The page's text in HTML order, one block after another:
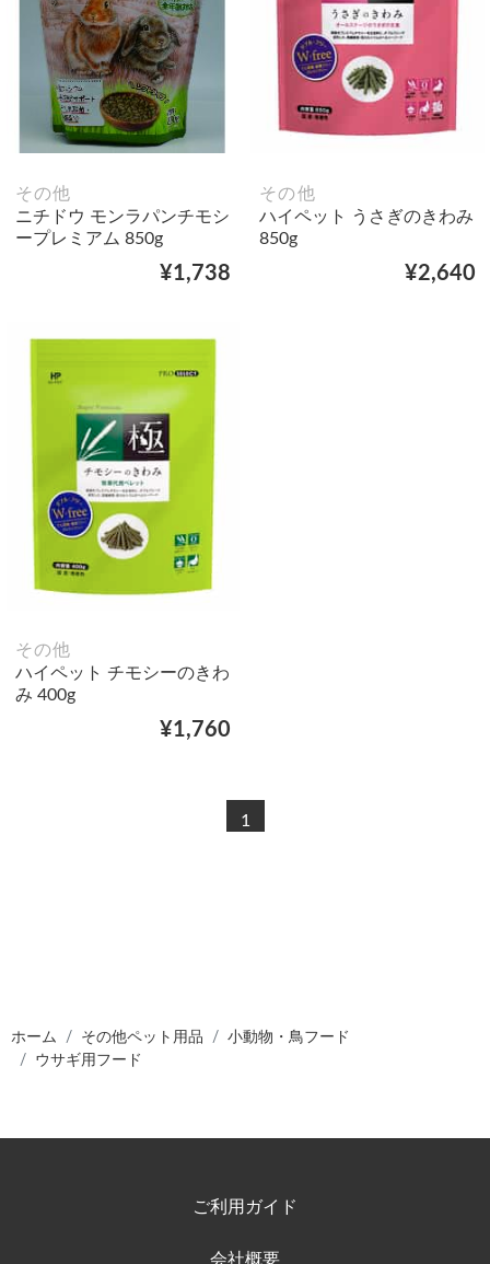
その他
ニチドウ モンラパンチモシ
ープレミアム 850g
¥1,738
その他
ハイペット うさぎのきわみ
850g
¥2,640
その他
ハイペット チモシーのきわ
み 400g
¥1,760
1
ホーム その他ペット用品
小動物・鳥フード
ウサギ用フード
ご利用ガイド
会社概要